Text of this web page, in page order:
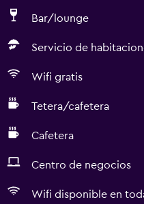
Bar/lounge
Servicio de
Wifi gratis
Tetera/cafetera
Cafetera
Centro de negocios
Wifi disponible en